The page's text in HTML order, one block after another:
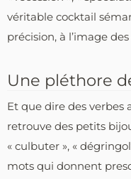
véritable cocktail
précision, à l’image
Une pléthore
Et que dire des verbes
retrouve des petits
« culbuter », «
mots qui donnent